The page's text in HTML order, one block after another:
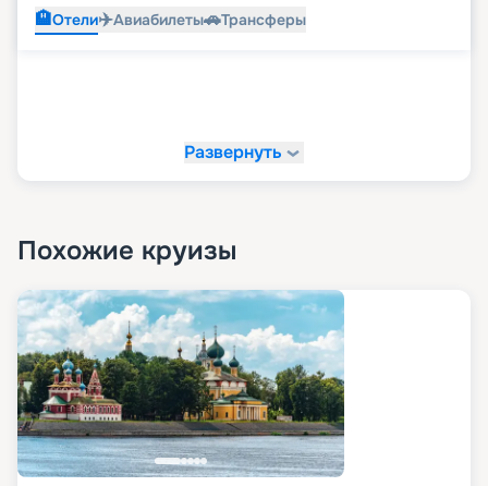
🏨Отели✈️Авиабилеты🚗Трансферы
Развернуть
Похожие круизы